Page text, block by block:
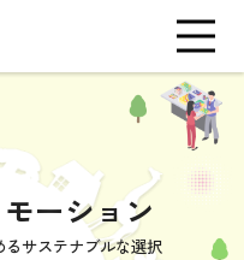
ーション
サステナブルな選択